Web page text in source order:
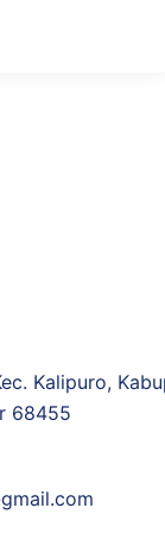
Kalipuro,
68455